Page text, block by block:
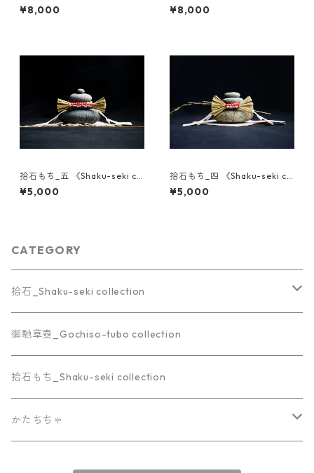
llection》
¥8,000
llection》
¥8,000
拾石もち_五 《Shaku-seki co
llection》
¥5,000
拾石もち_四 《Shaku-seki co
llection》
¥5,000
CATEGORY
拾石_Shaku-seki collection
マグネット
ピアス
リング
御馳草壺_Gochiso-tubo collection
拾石もち_Shaku-seki collection
かたちちゃ